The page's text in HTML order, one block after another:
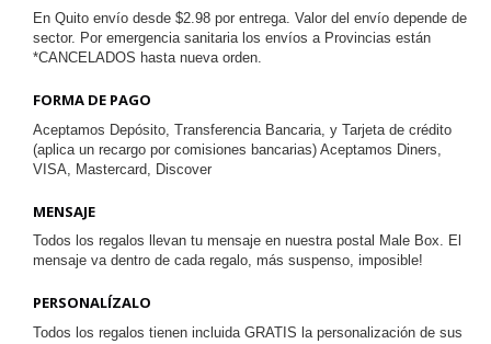
En Quito envío desde $2.98 por entrega. Valor del envío depende de
sector. Por emergencia sanitaria los envíos a Provincias están
*CANCELADOS hasta nueva orden.
FORMA DE PAGO
Aceptamos Depósito, Transferencia Bancaria, y Tarjeta de crédito
(aplica un recargo por comisiones bancarias) Aceptamos Diners,
VISA, Mastercard, Discover
MENSAJE
Todos los regalos llevan tu mensaje en nuestra postal Male Box. El
mensaje va dentro de cada regalo, más suspenso, imposible!
PERSONALÍZALO
Todos los regalos tienen incluida GRATIS la personalización de sus